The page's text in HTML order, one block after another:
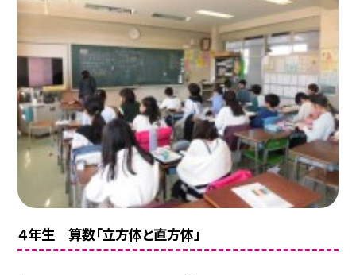
４年生 算数「立方体と直方体」